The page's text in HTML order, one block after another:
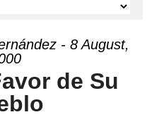
- 8 August,
de Su